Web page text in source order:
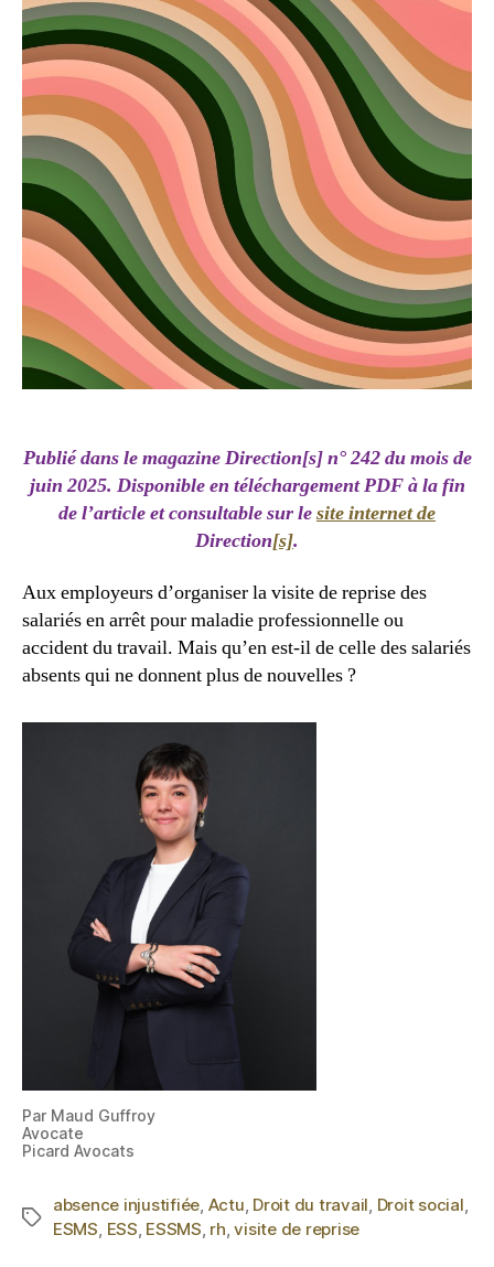
Publié dans le magazine Direction[s]n° 242 du mois de
juin 2025. Disponible en téléchargement PDF à la fin
de l’article et consultable sur lesite internet de
Direction[s].
Aux employeurs d’organiser la visite de reprise des
salariés en arrêt pour maladie professionnelle ou
accident du travail. Mais qu’en est-il de celle des salariés
absents qui ne donnent plus de nouvelles ?
Par Maud Guffroy
Avocate
Picard Avocats
absence injustifiée, Actu, Droit du travail, Droit social,
ESMS, ESS, ESSMS, rh,visite de reprise